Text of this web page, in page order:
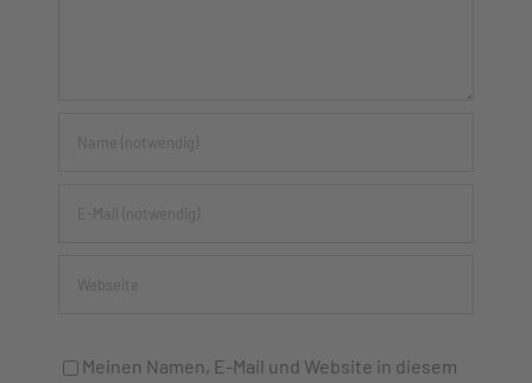
Meinen Namen, E-Mail und Website in diesem